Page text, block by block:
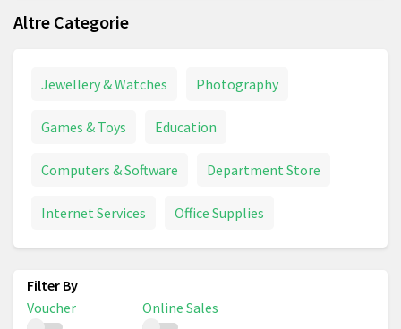
Altre Categorie
Jewellery & Watches Photography
Games & Toys Education
Computers & Software Department Store
Internet Services Office Supplies
Voucher Online Sales